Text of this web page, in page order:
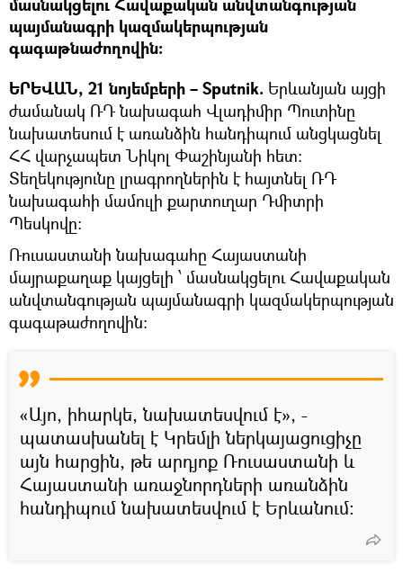
մասնակցելու Հավաքական անվտանգության
պայմանագրի կազմակերպության
գագաթնաժողովին:
ԵՐԵՎԱՆ, 21 նոյեմբերի – Sputnik. Երևանյան այցի
ժամանակ ՌԴ նախագահ Վլադիմիր Պուտինը
նախատեսում է առանձին հանդիպում անցկացնել
ՀՀ վարչապետ Նիկոլ Փաշինյանի հետ:
Տեղեկությունը լրագրողներին է հայտնել ՌԴ
նախագահի մամուլի քարտուղար Դմիտրի
Պեսկովը։
Ռուսաստանի նախագահը Հայաստանի
մայրաքաղաք կայցելի ՝ մասնակցելու Հավաքական
անվտանգության պայմանագրի կազմակերպության
գագաթաժողովին։
«Այո, իհարկե, նախատեսվում է», -
պատասխանել է Կրեմլի ներկայացուցիչը
այն հարցին, թե արդյոք Ռուսաստանի և
Հայաստանի առաջնորդների առանձին
հանդիպում նախատեսվում է Երևանում: